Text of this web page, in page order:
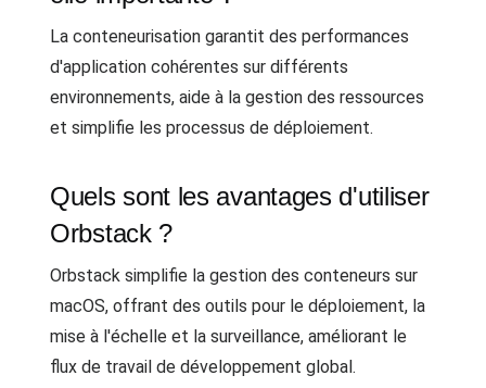
La conteneurisation garantit des performances
d'application cohérentes sur différents
environnements, aide à la gestion des ressources
et simplifie les processus de déploiement.
Quels sont les avantages d'utiliser
Orbstack ?
Orbstack simplifie la gestion des conteneurs sur
macOS, offrant des outils pour le déploiement, la
mise à l'échelle et la surveillance, améliorant le
flux de travail de développement global.